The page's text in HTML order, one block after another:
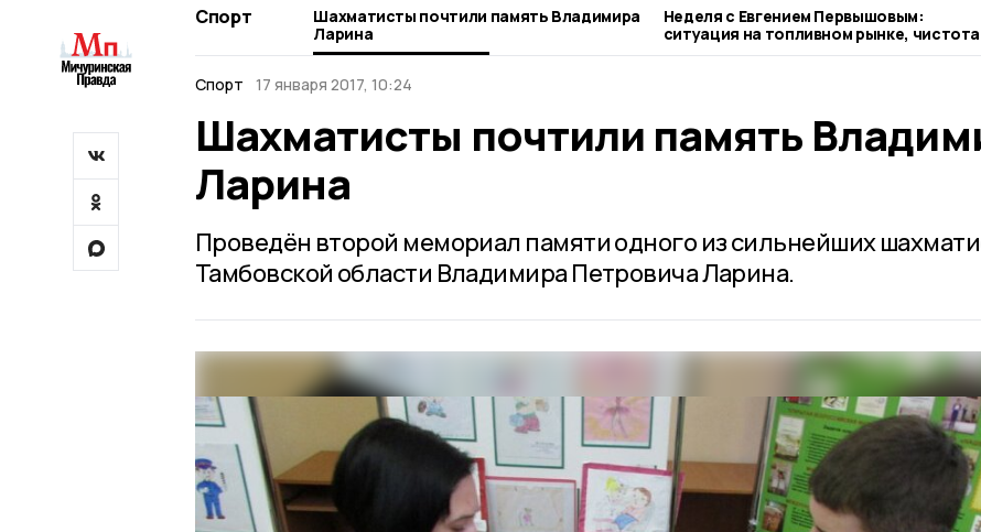
Спорт
Шахматисты почтили память Владимира
Ларина
Неделя с Евгением Первышовым:
ситуация на топливном рынке, чистота
городе и приоритеты образования
Спорт 17 января 2017, 10:24
Шахматисты почтили память
Ларина
Проведён второй мемориал памяти одного из сильнейших
Тамбовской области Владимира Петровича Ларина.